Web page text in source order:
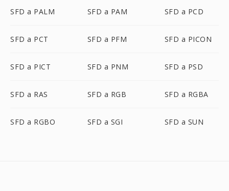
SFD a PALM SFD a PAM SFD a PCD
SFD a PCT SFD a PFM SFD a PICON
SFD a PICT SFD a PNM SFD a PSD
SFD a RAS SFD a RGB SFD a RGBA
SFD a RGBO SFD a SGI SFD a SUN